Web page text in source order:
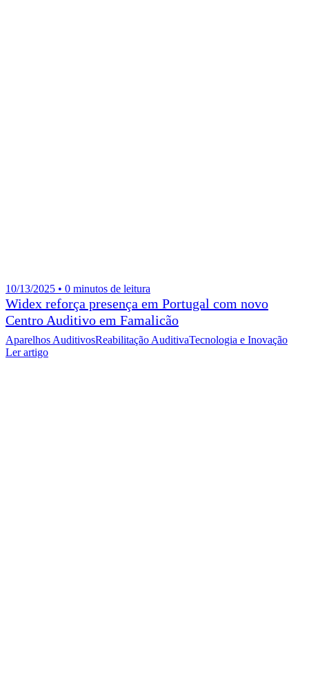
10/13/2025 • 0 minutos de leitura
Widex reforça presença em Portugal com novo
Centro Auditivo em Famalicão
Aparelhos AuditivosReabilitação AuditivaTecnologia e Inovação
Ler artigo